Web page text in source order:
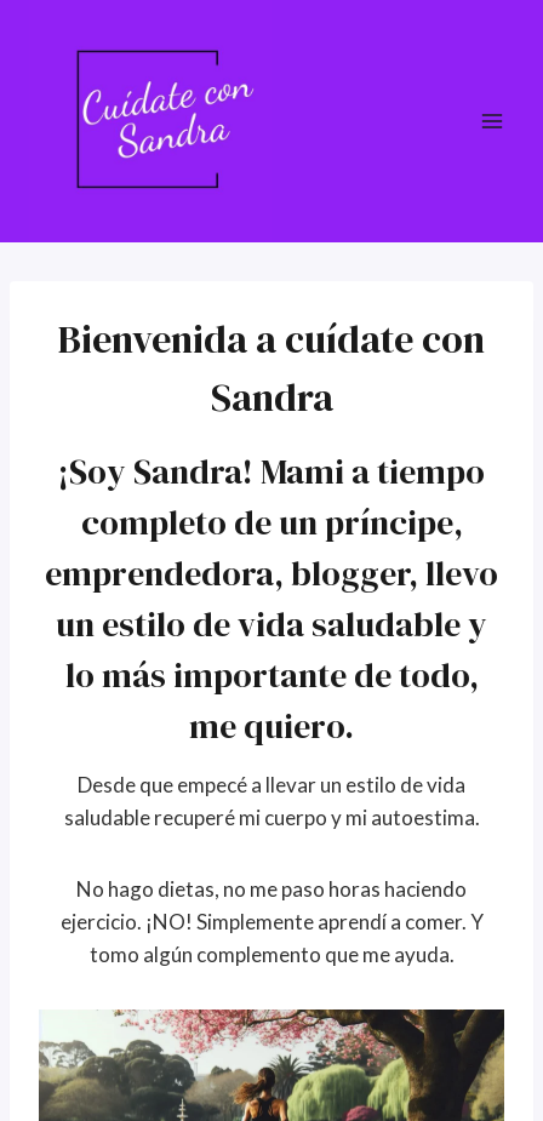
Bienvenida a cuídate con
Sandra
¡Soy Sandra! Mami a tiempo
completo de un príncipe,
emprendedora, blogger, llevo
un estilo de vida saludable y
lo más importante de todo,
me quiero.
Desde que empecé a llevar un estilo de vida
saludable recuperé mi cuerpo y mi autoestima.
No hago dietas, no me paso horas haciendo
ejercicio. ¡NO! Simplemente aprendí a comer. Y
tomo algún complemento que me ayuda.